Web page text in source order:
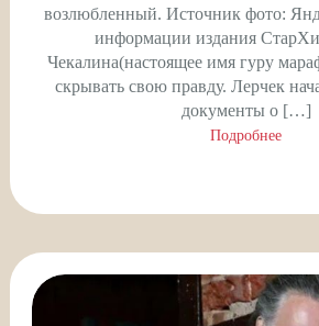
возлюбленный. Источник фото:
информации издания
Чекалина(настоящее имя гуру
скрывать свою правду. Лерчек
документы о […]
Подробнее